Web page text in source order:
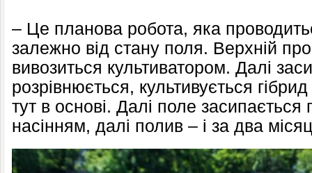
– Це планова робота, яка
залежно від стану поля. Верхній
вивозиться культиватором. Далі
розрівнюється, культивується
тут в основі. Далі поле засипається
насінням, далі полив – і за два